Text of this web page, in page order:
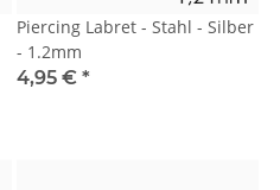
Piercing Labret - Stahl - Silber
- 1.2mm
4,95 € *